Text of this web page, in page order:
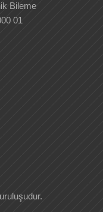
Bileme
01